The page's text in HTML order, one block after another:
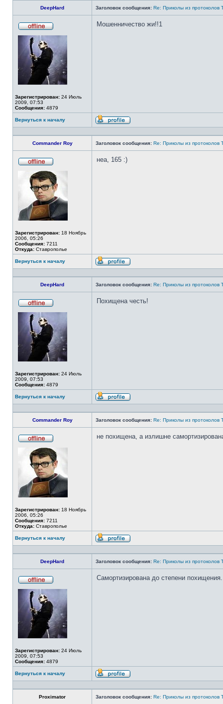
DeepHard Заголовок сообщения: Re: Приколы из протоколов
Зарегистрирован: 24 Июль
2009, 07:53
Сообщения: 4879
Мошенничество жи!!1
Вернуться к началу
Профиль
Commander Roy Заголовок сообщения: Re: Приколы из протоколов
в
сети
Зарегистрирован: 18 Ноябрь
2006, 05:26
Сообщения: 7211
Откуда: Ставрополье
неа, 165 :)
Вернуться к началу
Профиль
DeepHard Заголовок сообщения: Re: Приколы из протоколов
Зарегистрирован: 24 Июль
2009, 07:53
Сообщения: 4879
Похищена честь!
Вернуться к началу
Профиль
Commander Roy Заголовок сообщения: Re: Приколы из протоколов
в
сети
Зарегистрирован: 18 Ноябрь
2006, 05:26
Сообщения: 7211
Откуда: Ставрополье
не похищена, а излишне
Вернуться к началу
Профиль
DeepHard Заголовок сообщения: Re: Приколы из протоколов
Зарегистрирован: 24 Июль
2009, 07:53
Сообщения: 4879
Самортизирована до степени похищения.
Вернуться к началу
Профиль
Proximator Заголовок сообщения: Re: Приколы из протоколов